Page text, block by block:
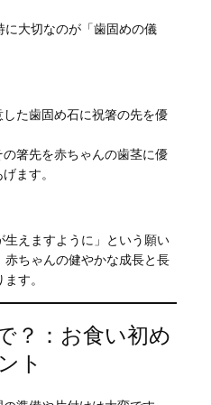
に大切なのが「歯固めの儀
した歯固め石に祝箸の先を優
の箸先を赤ちゃんの歯茎に優
ます。
生えますように」という願い
ちゃんの健やかな成長と長
す。
？：お食い初め
ト